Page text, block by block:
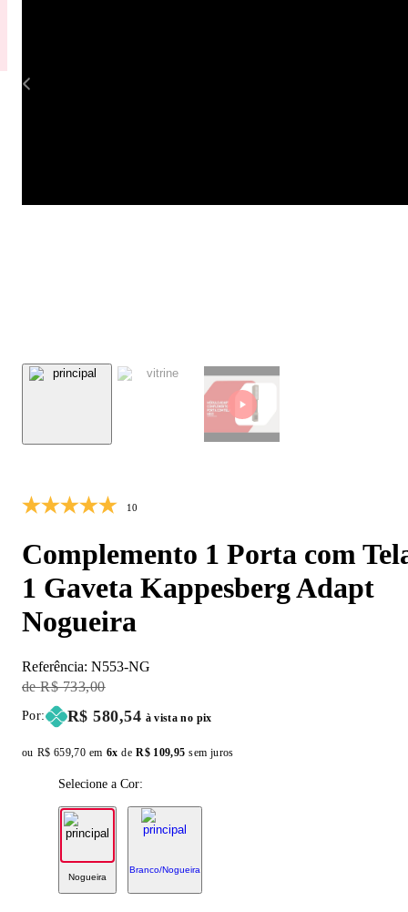
10
Complemento 1 Porta com
1 Gaveta Kappesberg Adapt
Nogueira
Referência: N553-NG
Original Price:
R$ 733,00
Por: Price:
R$ 580,54 à vista no pix
ou Original price:
R$ 659,70 em 6x de Installment price:
R$ 109,95 sem juros
Selecione a Cor:
Nogueira
Branco/Nogueira